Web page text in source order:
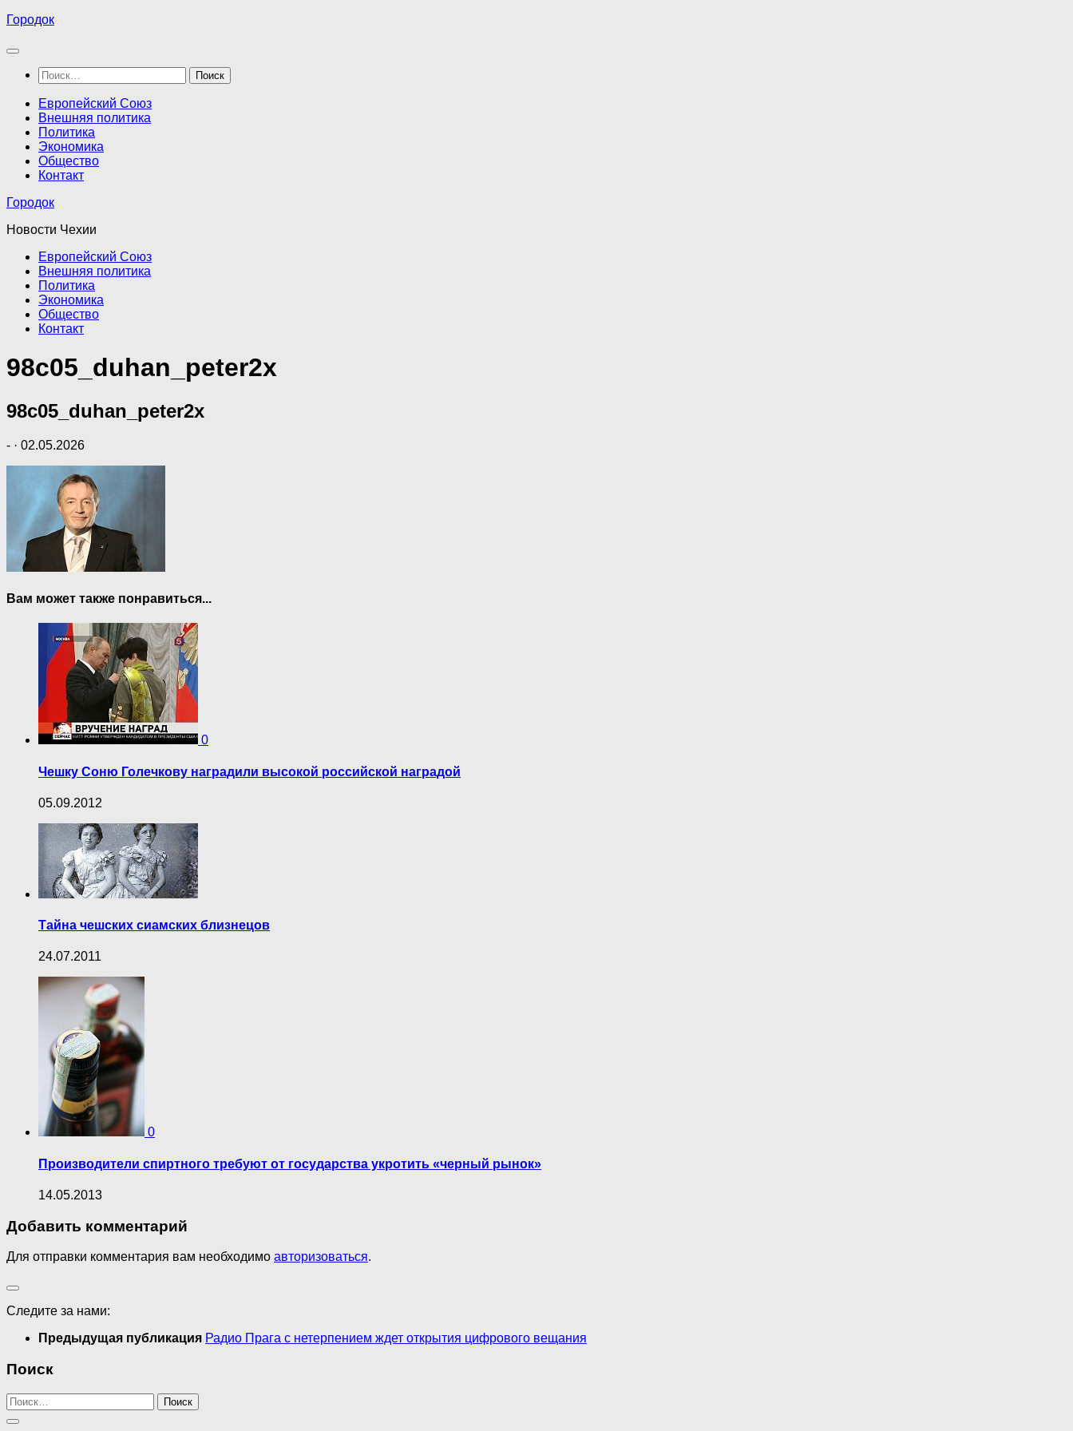
Перейти
содержимому
Городок
Найти:
Европейский Союз
Внешняя политика
Политика
Экономика
Общество
Контакт
Городок
Новости Чехии
Европейский Союз
Внешняя политика
Политика
Экономика
Общество
Контакт
98c05_duhan_peter2x
98c05_duhan_peter2x
- · 02.05.2026
Вам может также понравиться...
0
Чешку Соню Голечкову наградили высокой российской наградой
05.09.2012
Тайна чешских сиамских близнецов
24.07.2011
0
Производители спиртного требуют от государства укротить «черный рынок»
14.05.2013
Добавить комментарий
Для отправки комментария вам необходимо авторизоваться.
Следите за нами:
Предыдущая публикация Радио Прага с нетерпением ждет открытия цифрового вещания
Поиск
Найти: